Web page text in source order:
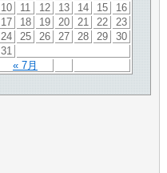
« 7月
10
11 12 13 14 15
16
17
18 19 20 21 22
23
24
25 26 27 28 29
30
31